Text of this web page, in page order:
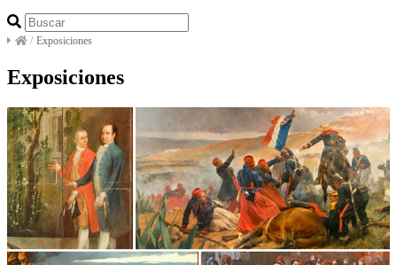
/ Exposiciones
Exposiciones